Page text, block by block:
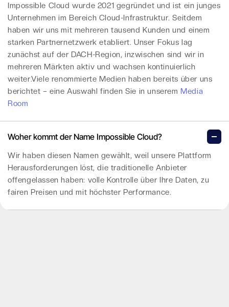
Impossible Cloud wurde 2021 gegründet und ist ein junges
Unternehmen im Bereich Cloud-Infrastruktur. Seitdem
haben wir uns mit mehreren tausend Kunden und einem
starken Partnernetzwerk etabliert. Unser Fokus lag
zunächst auf der DACH-Region, inzwischen sind wir in
mehreren Märkten aktiv und wachsen kontinuierlich
weiter.Viele renommierte Medien haben bereits über uns
berichtet – eine Auswahl finden Sie in unserem Media
Room
Woher kommt der Name Impossible Cloud?
Wir haben diesen Namen gewählt, weil unsere Plattform
Herausforderungen löst, die traditionelle Anbieter
offengelassen haben: volle Kontrolle über Ihre Daten, zu
fairen Preisen und mit höchster Performance.